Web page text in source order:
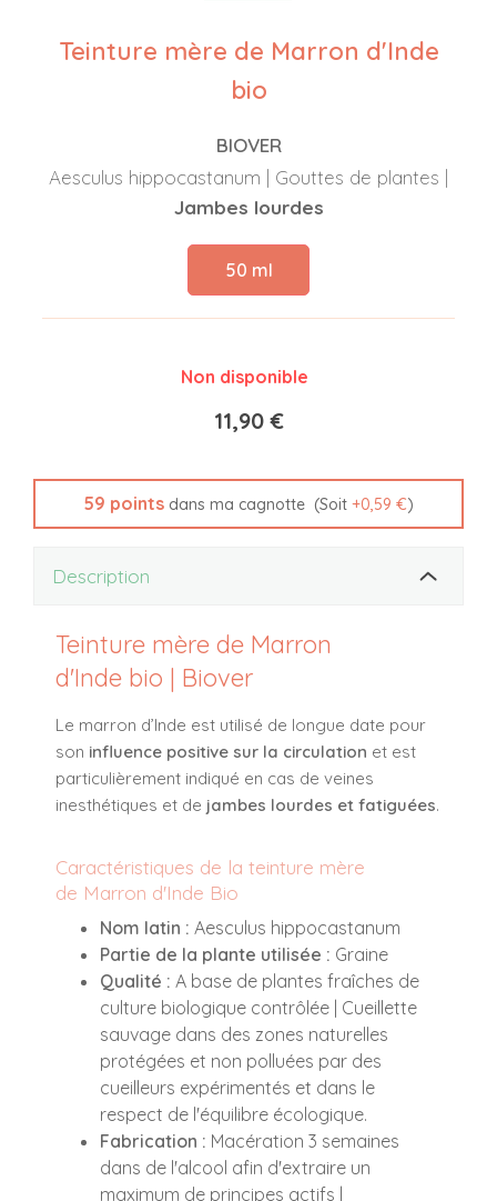
Teinture mère de Marron d'Inde
bio
BIOVER
Aesculus hippocastanum | Gouttes de plantes |
Jambes lourdes
50 ml
Non disponible
11,90 €
59 points dans ma cagnotte (Soit +0,59 €)
Description
Teinture mère de Marron
d'Inde bio | Biover
Le marron d’Inde est utilisé de longue date pour
son influence positive sur la circulation et est
particulièrement indiqué en cas de veines
inesthétiques et de jambes lourdes et fatiguées.
Caractéristiques de la teinture mère
de Marron d'Inde Bio
Nom latin : Aesculus hippocastanum
Partie de la plante utilisée : Graine
Qualité : A base de plantes fraîches de
culture biologique contrôlée | Cueillette
sauvage dans des zones naturelles
protégées et non polluées par des
cueilleurs expérimentés et dans le
respect de l'équilibre écologique.
Fabrication : Macération 3 semaines
dans de l'alcool afin d'extraire un
maximum de principes actifs |